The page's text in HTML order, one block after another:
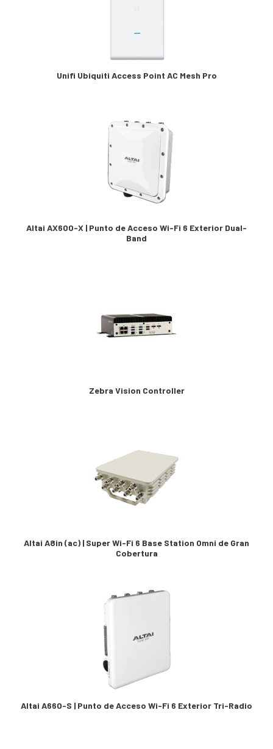
Unifi Ubiquiti Access Point AC Mesh Pro
Altai AX600-X | Punto de Acceso Wi-Fi 6 Exterior Dual-
Band
Zebra Vision Controller
Altai A8in (ac) | Super Wi-Fi 6 Base Station Omni de Gran
Cobertura
Altai A660-S | Punto de Acceso Wi-Fi 6 Exterior Tri-Radio